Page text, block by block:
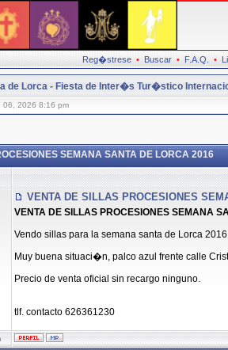
Reg�strese • Buscar • F.A.Q. •
de Lorca - Fiesta de Inter�s Tur�stico
06, 2026 8:16 pm
SEMANA SANTA DE LORCA 2016
VENTA DE SILLAS PROCESIONES
VENTA DE SILLAS PROCESIONES SEMANA
Vendo sillas para la semana santa de Lorca 2016
Muy buena situaci�n, palco azul frente calle
Precio de venta oficial sin recargo ninguno.
tlf. contacto 626361230